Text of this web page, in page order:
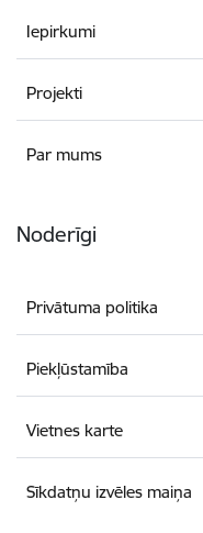
Iepirkumi
Projekti
Par mums
Noderīgi
Privātuma politika
Piekļūstamība
Vietnes karte
Sīkdatņu izvēles maiņa